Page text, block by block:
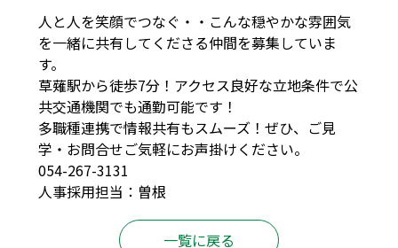
人と人を笑顔でつなぐ・・こんな穏やかな雰囲気
を一緒に共有してくださる仲間を募集していま
す。
草薙駅から徒歩7分！アクセス良好な立地条件で公
共交通機関でも通勤可能です！
多職種連携で情報共有もスムーズ！ぜひ、ご見
学・お問合せご気軽にお声掛けください。
054-267-3131
人事採用担当：曽根
一覧に戻る